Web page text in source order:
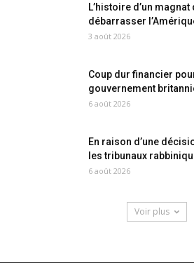
L’histoire d’un
débarrasser
3 août 2026
Coup dur financier
gouvernement
6 août 2026
En raison d’une
les tribunaux
6 août 2026
Voir plus